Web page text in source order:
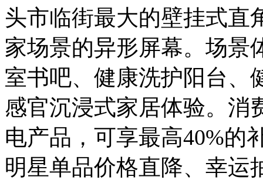
头市临街最大的壁挂式直
家场景的异形屏幕。场景
室书吧、健康洗护阳台、
感官沉浸式家居体验。消
电产品，可享最高40%的
明星单品价格直降、幸运